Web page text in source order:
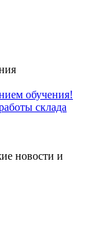
обучения!
склада
новости и